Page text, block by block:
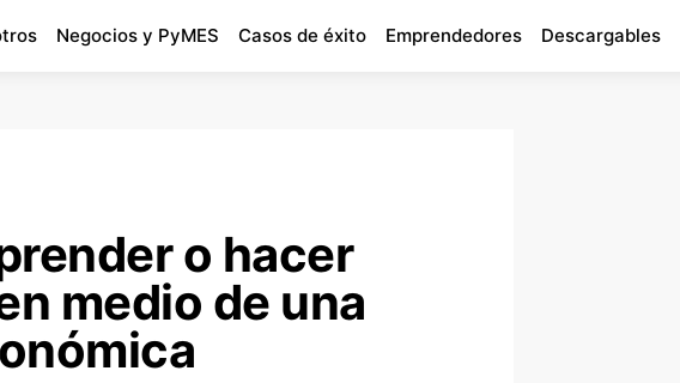
Negocios y PyMES Casos de éxito Emprendedores Descargables
o hacer
medio de una